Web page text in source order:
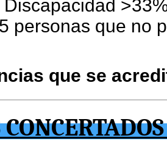
personas que no
que se